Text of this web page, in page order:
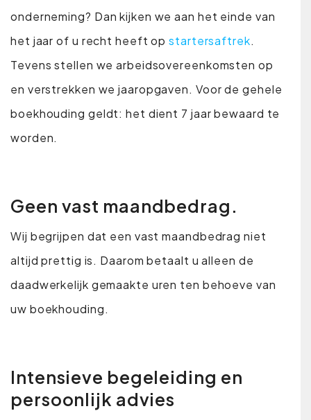
onderneming? Dan kijken we aan het einde van
het jaar of u recht heeft opstartersaftrek.
Tevens stellen we arbeidsovereenkomsten op
en verstrekken we jaaropgaven. Voor de gehele
boekhouding geldt: het dient 7 jaar bewaard te
worden.
Geen vast maandbedrag.
Wij begrijpen dat een vast maandbedrag niet
altijd prettig is. Daarom betaalt u alleen de
daadwerkelijk gemaakte uren ten behoeve van
uw boekhouding.
Intensieve begeleiding en
persoonlijk advies